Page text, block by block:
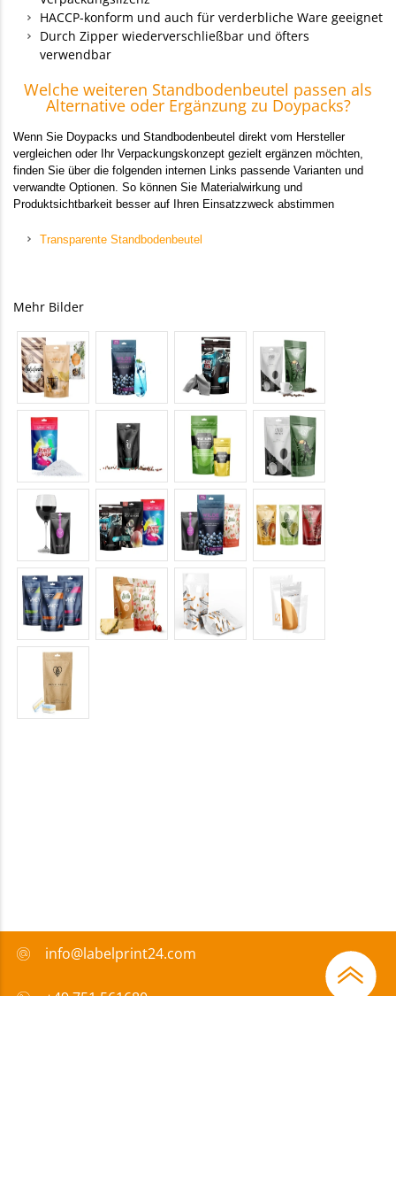
HACCP-konform und auch für verderbliche Ware geeignet
Durch Zipper wiederverschließbar und öfters
verwendbar
Welche weiteren Standbodenbeutel passen als
Alternative oder Ergänzung zu Doypacks?
Wenn Sie Doypacks und Standbodenbeutel direkt vom Hersteller
vergleichen oder Ihr Verpackungskonzept gezielt ergänzen möchten,
finden Sie über die folgenden internen Links passende Varianten und
verwandte Optionen. So können Sie Materialwirkung und
Produktsichtbarkeit besser auf Ihren Einsatzzweck abstimmen
Transparente Standbodenbeutel
Mehr Bilder
info@labelprint24.com
+49 751 561680